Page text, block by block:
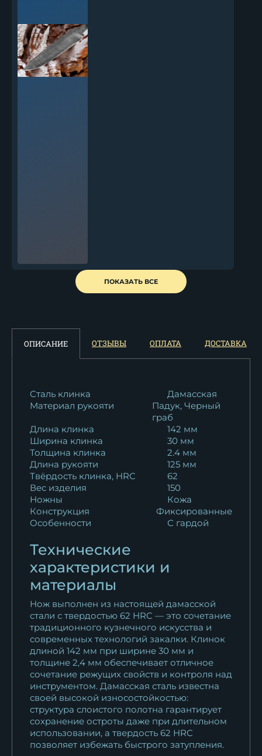
Нож Мурена дамаск
торцевой (перо)...
Клинок Мурена х12мф
граб...
10 922
Нож Мурена S390 мельхиор...
36 456
Нож Мурена D2 венге
Нож Мурена D2 береста
11 138
Нож Мурена ХВ-5 черный
граб...
11 267
Нож Мурена ХВ-5
стабилизированная...
11 267₽
Нож Мурена ХВ-5 бубинга
11 267₽
Нож Мурена ХВ-5 береста
11 267₽
Нож Мурена булат
ПОКАЗАТЬ ВСЕ
ОПИСАНИЕ ОТЗЫВЫ ОПЛАТА ДОСТАВКА
Сталь клинка
Дамасская
Материал рукояти
Падук, Черный
граб
Длина клинка
142 мм
Ширина клинка
30 мм
Толщина клинка
2.4 мм
Длина рукояти
125 мм
Твёрдость клинка, HRC
62
Вес изделия
150
Ножны
Кожа
Конструкция
Фиксированные
Особенности
С гардой
Технические
характеристики и
материалы
Нож выполнен из настоящей дамасской
стали с твердостью 62 HRC — это сочетание
традиционного кузнечного искусства и
современных технологий закалки. Клинок
длиной 142 мм при ширине 30 мм и
толщине 2,4 мм обеспечивает отличное
сочетание режущих свойств и контроля над
инструментом. Дамасская сталь известна
своей высокой износостойкостью:
структура слоистого полотна гарантирует
сохранение остроты даже при длительном
использовании, а твердость 62 HRC
позволяет избежать быстрого затупления.